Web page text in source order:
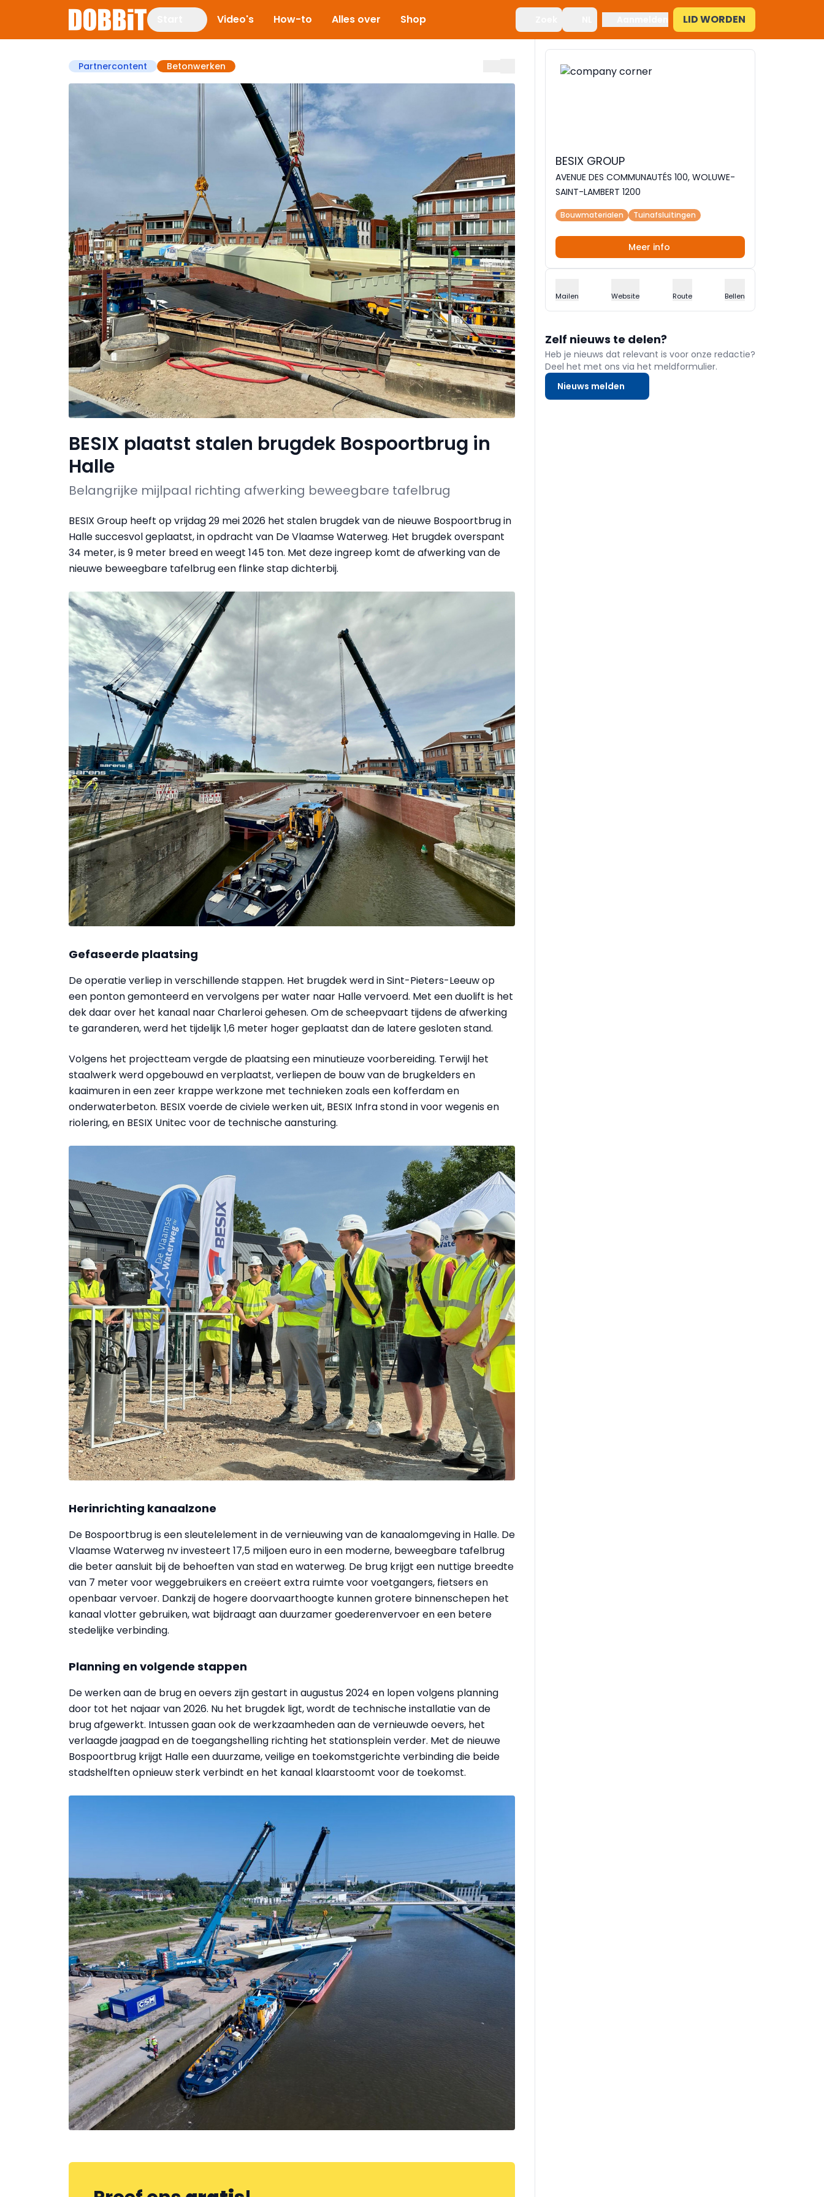
Video's How-to Alles over Shop LID WORDEN
Partnercontent Betonwerken
BESIX plaatst stalen brugdek Bospoortbrug in
Halle
Belangrijke mijlpaal richting afwerking beweegbare tafelbrug
BESIX Group heeft op vrijdag 29 mei 2026 het stalen brugdek van de nieuwe Bospoortbrug in
Halle succesvol geplaatst, in opdracht van De Vlaamse Waterweg. Het brugdek overspant
34 meter, is 9 meter breed en weegt 145 ton. Met deze ingreep komt de afwerking van de
nieuwe beweegbare tafelbrug een flinke stap dichterbij.
Gefaseerde plaatsing
De operatie verliep in verschillende stappen. Het brugdek werd in Sint-Pieters-Leeuw op
een ponton gemonteerd en vervolgens per water naar Halle vervoerd. Met een duolift is het
dek daar over het kanaal naar Charleroi gehesen. Om de scheepvaart tijdens de afwerking
te garanderen, werd het tijdelijk 1,6 meter hoger geplaatst dan de latere gesloten stand.
Volgens het projectteam vergde de plaatsing een minutieuze voorbereiding. Terwijl het
staalwerk werd opgebouwd en verplaatst, verliepen de bouw van de brugkelders en
kaaimuren in een zeer krappe werkzone met technieken zoals een kofferdam en
onderwaterbeton. BESIX voerde de civiele werken uit, BESIX Infra stond in voor wegenis en
riolering, en BESIX Unitec voor de technische aansturing.
Herinrichting kanaalzone
De Bospoortbrug is een sleutelelement in de vernieuwing van de kanaalomgeving in Halle. De
Vlaamse Waterweg nv investeert 17,5 miljoen euro in een moderne, beweegbare tafelbrug
die beter aansluit bij de behoeften van stad en waterweg. De brug krijgt een nuttige breedte
van 7 meter voor weggebruikers en creëert extra ruimte voor voetgangers, fietsers en
openbaar vervoer. Dankzij de hogere doorvaarthoogte kunnen grotere binnenschepen het
kanaal vlotter gebruiken, wat bijdraagt aan duurzamer goederenvervoer en een betere
stedelijke verbinding.
Planning en volgende stappen
De werken aan de brug en oevers zijn gestart in augustus 2024 en lopen volgens planning
door tot het najaar van 2026. Nu het brugdek ligt, wordt de technische installatie van de
brug afgewerkt. Intussen gaan ook de werkzaamheden aan de vernieuwde oevers, het
verlaagde jaagpad en de toegangshelling richting het stationsplein verder. Met de nieuwe
Bospoortbrug krijgt Halle een duurzame, veilige en toekomstgerichte verbinding die beide
stadshelften opnieuw sterk verbindt en het kanaal klaarstoomt voor de toekomst.
BESIX GROUP
AVENUE DES COMMUNAUTÉS 100, WOLUWE-
SAINT-LAMBERT 1200
Bouwmaterialen Tuinafsluitingen
Meer info
Mailen Website Route Bellen
Zelf nieuws te delen?
Heb je nieuws dat relevant is voor onze redactie?
Deel het met ons via het meldformulier.
Nieuws melden